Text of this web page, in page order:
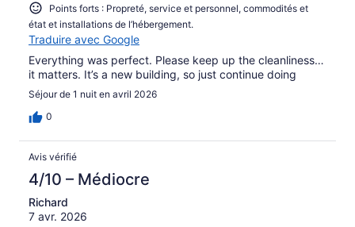
Points forts : Propreté, service et personnel, commodités et
état et installations de l’hébergement.
Traduire avec Google
Everything was perfect. Please keep up the cleanliness…
it matters. It’s a new building, so just continue doing
Séjour de 1 nuit en avril 2026
0
Avis vérifié
4/10 – Médiocre
Richard
7 avr. 2026